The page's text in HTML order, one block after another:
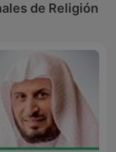
de Religión